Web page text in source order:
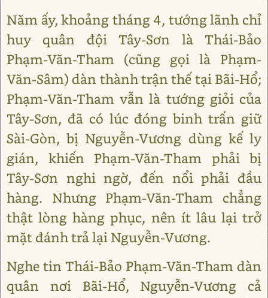
Năm ấy, khoảng tháng 4, tướng lãnh chỉ
huy quân đội Tây-Sơn là Thái-Bảo
Phạm-Văn-Tham (cũng gọi là Phạm-
Văn-Sâm) dàn thành trận thế tại Bãi-Hổ;
Phạm-Văn-Tham vẫn là tướng giỏi của
Tây-Sơn, đã có lúc đóng binh trấn giữ
Sài-Gòn, bị Nguyễn-Vương dùng kế ly
gián, khiến Phạm-Văn-Tham phải bị
Tây-Sơn nghi ngờ, đến nổi phải đầu
hàng. Nhưng Phạm-Văn-Tham chẳng
thật lòng hàng phục, nên ít lâu lại trở
mặt đánh trả lại Nguyễn-Vương.
Nghe tin Thái-Bảo Phạm-Văn-Tham dàn
quân nơi Bãi-Hổ, Nguyễn-Vương cả